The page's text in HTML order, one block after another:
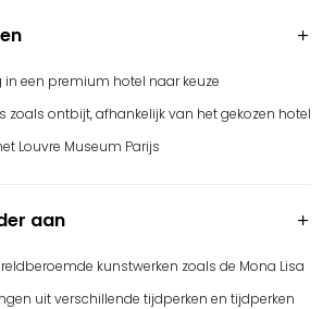
in een premium hotel naar keuze
zoals ontbijt, afhankelijk van het gekozen hotel
Louvre Museum Parijs
aan
kunstwerken zoals de Mona Lisa
uit verschillende tijdperken en tijdperken